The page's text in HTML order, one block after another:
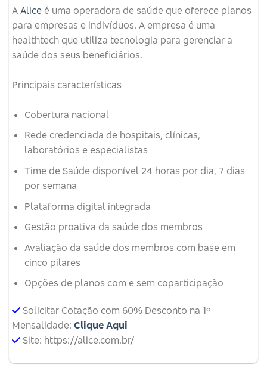
A Alice é uma operadora de saúde que oferece planos
para empresas e indivíduos. A empresa é uma
healthtech que utiliza tecnologia para gerenciar a
saúde dos seus beneficiários.
Principais características
Cobertura nacional
Rede credenciada de hospitais, clínicas,
laboratórios e especialistas
Time de Saúde disponível 24 horas por dia, 7 dias
por semana
Plataforma digital integrada
Gestão proativa da saúde dos membros
Avaliação da saúde dos membros com base em
cinco pilares
Opções de planos com e sem coparticipação
Solicitar Cotação com 60% Desconto na 1º
Mensalidade: Clique Aqui
Site: https://alice.com.br/